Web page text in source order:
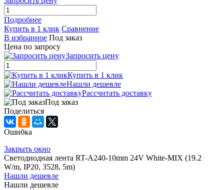
Подробнее
Купить в 1 клик Сравнение
В избранное Под заказ
Цена по запросу
Запросить цену
Купить в 1 клик
Нашли дешевле
Рассчитать доставку
Под заказ
Поделиться
Ошибка
Закрыть окно
Светодиодная лента RT-A240-10mm 24V White-MIX (19.2
W/m, IP20, 3528, 5m)
Нашли дешевле
Нашли дешевле